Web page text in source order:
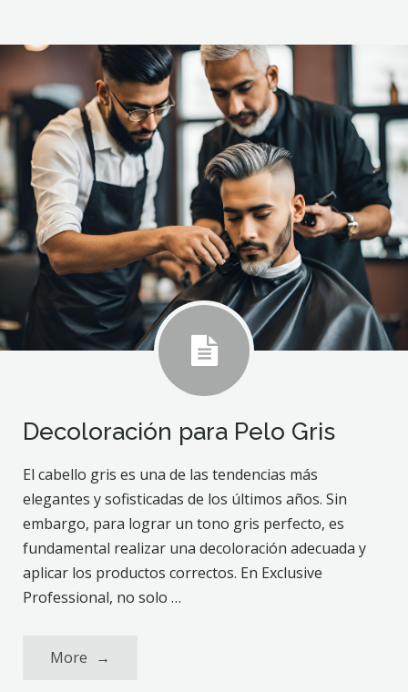
Decoloración para Pelo Gris
El cabello gris es una de las tendencias más
elegantes y sofisticadas de los últimos años. Sin
embargo, para lograr un tono gris perfecto, es
fundamental realizar una decoloración adecuada y
aplicar los productos correctos. En Exclusive
Professional, no solo …
More →